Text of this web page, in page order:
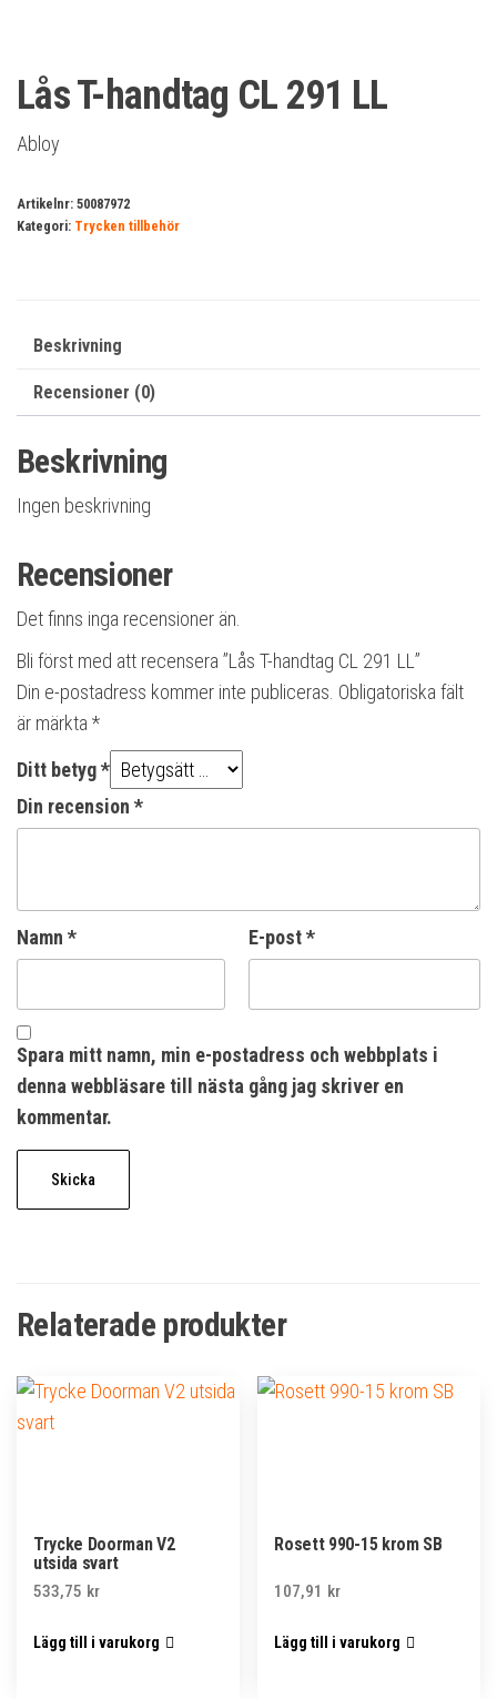
Lås T-handtag CL 291 LL
Abloy
Artikelnr: 50087972
Kategori: Trycken tillbehör
Beskrivning
Recensioner (0)
Beskrivning
Ingen beskrivning
Recensioner
Det finns inga recensioner än.
Bli först med att recensera ”Lås T-handtag CL 291 LL”
Din e-postadress kommer inte publiceras. Obligatoriska fält
är märkta *
Ditt betyg*
Din recension *
Namn * E-post*
Spara mitt namn, min e-postadress och webbplats i
denna webbläsare till nästa gång jag skriver en
kommentar.
Relaterade produkter
Trycke Doorman V2
utsida svart
533,75 kr
Lägg till i varukorg
Rosett 990-15 krom SB
107,91 kr
Lägg till i varukorg